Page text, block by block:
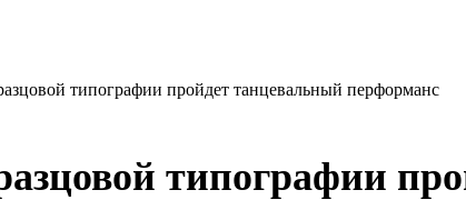
типографии пройдет танцевальный перформанс
типографии